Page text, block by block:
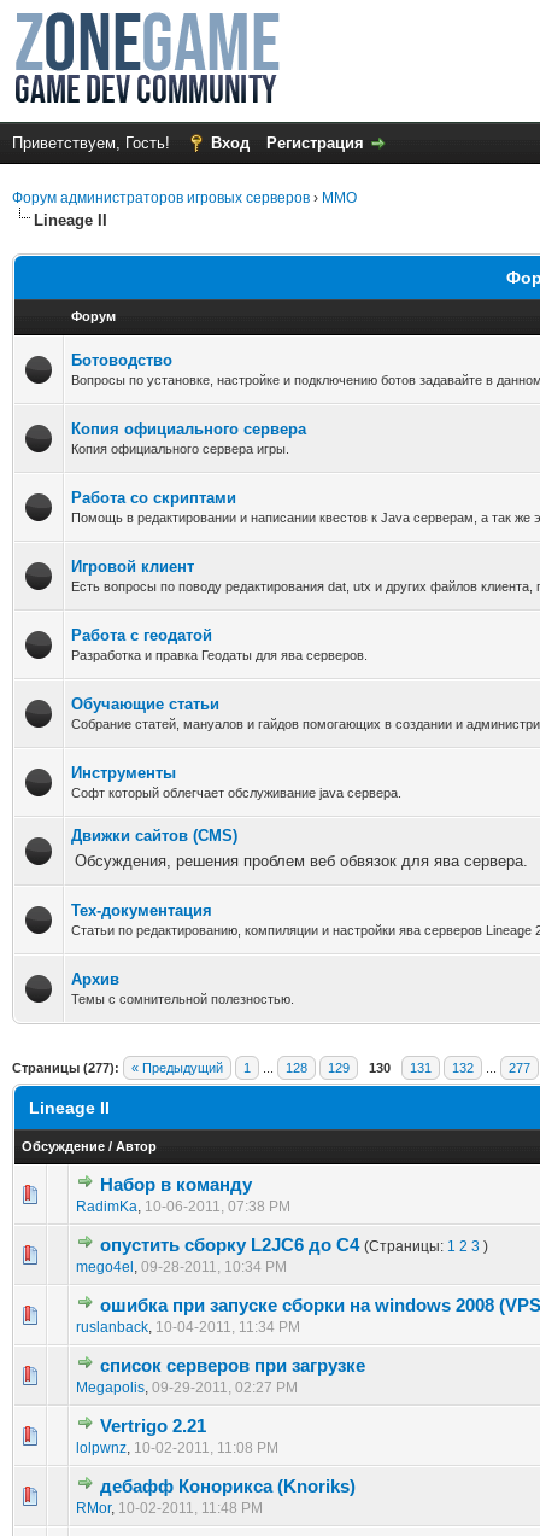
Приветствуем, Гость! Вход Регистрация
Форум администраторов игровых серверов › MMO
Lineage II
Форум
Ботоводство
Вопросы по установке, настройке и подключению ботов задавайте в
Копия официального сервера
Копия официального сервера игры.
Работа со скриптами
Помощь в редактировании и написании квестов к Java серверам, а так же
Игровой клиент
Есть вопросы по поводу редактирования dat, utx и других файлов клиента,
Работа с геодатой
Разработка и правка Геодаты для ява серверов.
Обучающие статьи
Собрание статей, мануалов и гайдов помогающих в создании и
Инструменты
Софт который облегчает обслуживание java сервера.
Движки сайтов (CMS)
Обсуждения, решения проблем веб обвязок для ява сервера.
Тех-документация
Статьи по редактированию, компиляции и настройки ява серверов Lineage
Архив
Темы с сомнительной полезностью.
Страницы (277): « Предыдущий 1 128 129 130 131 132 277
Lineage II
Обсуждение / Автор
Набор в команду
RadimKa, 10-06-2011, 07:38 PM
1 голос(ов) - 1 из 5 в среднем
1234
опустить сборку L2JC6 до C4 (Страницы: 1 2 3 )
mego4el , 09-28-2011, 10:34 PM
1 голос(ов) - 1 из 5 в среднем
123 45
ошибка при запуске сборки на windows 2008
ruslanback, 10-04-2011, 11:34 PM
1 голос(ов) - 1 из 5 в среднем
12345
список серверов при загрузке
Megapolis, 09-29-2011, 02:27 PM
1 голос(ов) - 1 из 5 в среднем
1234 5
Vertrigo 2.21
lolpwnz, 10-02-2011, 11:08 PM
1 голос(ов) - 1 из 5 в среднем
дебафф Конорикса (Knoriks)
RMor, 10-02-2011, 11:48 PM
1 голос(ов) - 1 из 5 в среднем
12345